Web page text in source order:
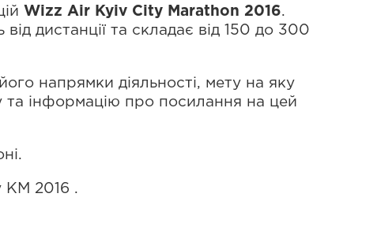
Wizz Air Kyiv City Marathon 2016.
дистанції та складає від 150 до 300
напрямки діяльності, мету на яку
та інформацію про посилання на цей
KM 2016 .